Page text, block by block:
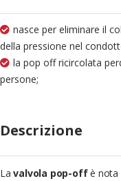
nasce per eliminare il
della pressione nel
la pop off ricircolata
persone;
Descrizione
Lavalvola pop-offè nota